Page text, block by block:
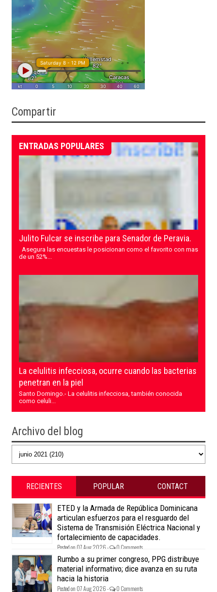
Compartir
ENTRADAS POPULARES
Julito Fulcar se inscribe para Senador de Peravia.
Asegura las encuestas le posicionan como el favorito con mas
de un 52%...
La celulitis infecciosa, ocurre cuando las bacterias
penetran en la piel
Santo Domingo.- La celulitis infecciosa, también conocida
como celuli...
Archivo del blog
RECIENTES POPULAR CONTACT
ETED y la Armada de República Dominicana
articulan esfuerzos para el resguardo del
Sistema de Transmisión Eléctrica Nacional y
fortalecimiento de capacidades.
Posted on 07 Aug 2026 - 0 Comments
Rumbo a su primer congreso, PPG distribuye
material informativo; dice avanza en su ruta
hacia la historia
Posted on 07 Aug 2026 - 0 Comments